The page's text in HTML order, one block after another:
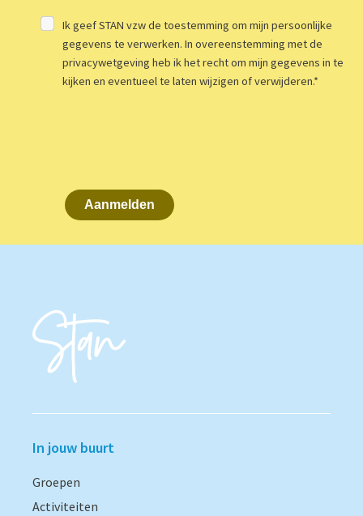
Ik geef STAN vzw de toestemming om mijn persoonlijke
gegevens te verwerken. In overeenstemming met de
privacywetgeving heb ik het recht om mijn gegevens in te
kijken en eventueel te laten wijzigen of verwijderen.*
Aanmelden
In jouw buurt
Groepen
Activiteiten